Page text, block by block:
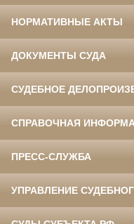
НОРМАТИВНЫЕ АКТЫ
ДОКУМЕНТЫ СУДА
СУДЕБНОЕ
СПРАВОЧНАЯ
ПРЕСС-СЛУЖБА
УПРАВЛЕНИЕ